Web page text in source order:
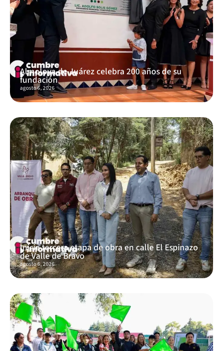
Almoloya de Juárez celebra 200 años de su
fundación
agosto 6, 2026
Inicia tercera etapa de obra en calle El Espinazo
de Valle de Bravo
agosto 6, 2026